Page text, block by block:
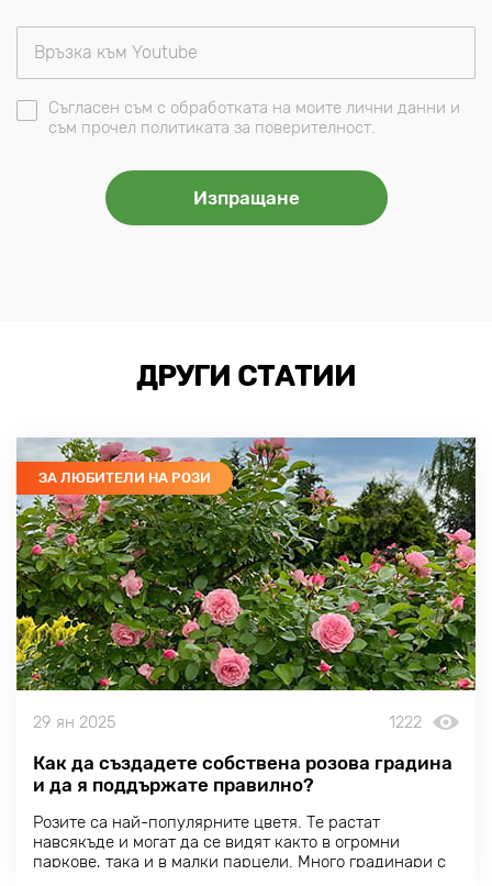
Съгласен съм с обработката на моите лични данни и
съм прочел политиката за поверителност.
ДРУГИ СТАТИИ
ЗА ЛЮБИТЕЛИ НА РОЗИ
29 ян 2025 1222
Как да създадете собствена розова градина
и да я поддържате правилно?
Розите са най-популярните цветя. Те растат
навсякъде и могат да се видят както в огромни
паркове, така и в малки парцели. Много градинари с